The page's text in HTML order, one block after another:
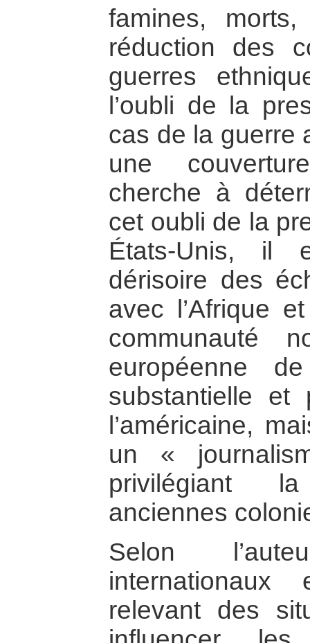
famines,
réduction des
guerres
l’oubli de la
cas de la guerre
une
cherche à
cet oubli de la
États-Unis, il
dérisoire des
avec l’Afrique
communauté
européenne
substantielle et
l’américaine,
un «
privilégiant
anciennes
Selon
relevant des